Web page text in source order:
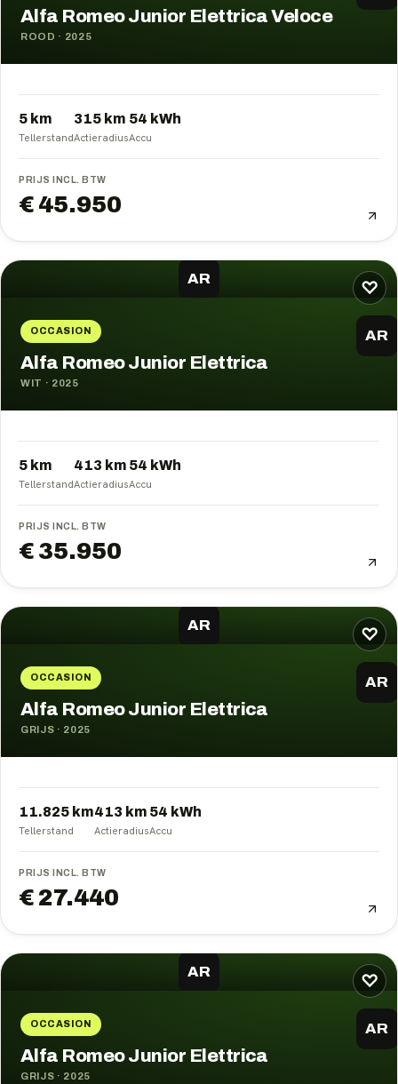
Alfa Romeo Junior Elettrica Veloce
ROOD · 2025
5 km
Tellerstand
315 km
Actieradius
54 kWh
Accu
PRIJS INCL. BTW
€ 45.950
♡
AR
OCCASION AR
Alfa Romeo Junior Elettrica
WIT · 2025
5 km
Tellerstand
413 km
Actieradius
54 kWh
Accu
PRIJS INCL. BTW
€ 35.950
♡
AR
OCCASION AR
Alfa Romeo Junior Elettrica
GRIJS · 2025
11.825 km
Tellerstand
413 km
Actieradius
54 kWh
Accu
PRIJS INCL. BTW
€ 27.440
♡
AR
OCCASION AR
Alfa Romeo Junior Elettrica
GRIJS · 2025